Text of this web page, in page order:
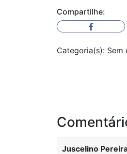
Compartilhe:
Categoria(s): Sem
Juscelino